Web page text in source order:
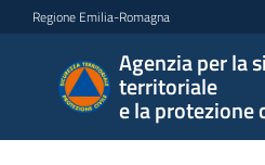
Vai al contenuto
Vai alla navigazione
Vai al footer
Regione Emilia-Romagna
Agenzia per la
territoriale
e la protezione
Agenzia
per la
sicurezza